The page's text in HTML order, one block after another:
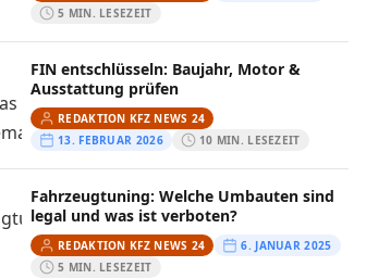
5 MIN. LESEZEIT
FIN entschlüsseln: Baujahr, Motor &
Ausstattung prüfen
REDAKTION KFZ NEWS 24
13. FEBRUAR 2026
10 MIN. LESEZEIT
Fahrzeugtuning: Welche Umbauten sind
legal und was ist verboten?
REDAKTION KFZ NEWS 24
6. JANUAR 2025
5 MIN. LESEZEIT